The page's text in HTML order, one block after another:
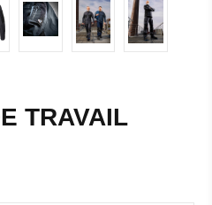
TRAVAIL